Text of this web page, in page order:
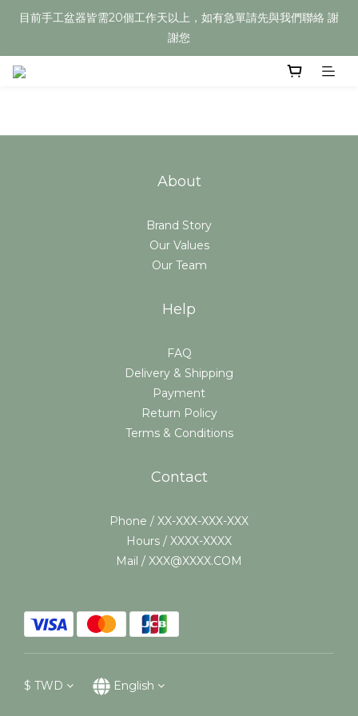
目前手工盆器皆需20個工作天以上，如有急單請先與我們聯絡 謝
謝您
目前手工盆器皆需20個工作天以上，如有急單請先與我們聯絡 謝
謝您
About
Brand Story
Our Values
Our Team
Help
FAQ
Delivery & Shipping
Payment
Return Policy
Terms & Conditions
Contact
Phone / XX-XXX-XXX-XXX
Hours / XXXX-XXXX
Mail / XXX@XXXX.COM
$ TWD English